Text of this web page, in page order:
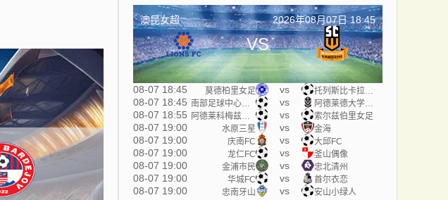
澳昆女超 2026年08月07日 18:45
VS
08-07 18:45 莫德柏里女足 vs 托列斯比卡拉女足
08-07 18:45 vs 阿德莱德大学女足
08-07 18:55 vs 索尔兹伯里女足
08-07 19:00 水原三星 vs 金海
08-07 19:00 庆南FC vs 大邱FC
08-07 19:00 龙仁FC vs 釜山偶像
08-07 19:00 金浦市民 vs 忠北清州
08-07 19:00 华城FC vs 首尔衣恋
08-07 19:00 忠南牙山 vs 安山小绿人